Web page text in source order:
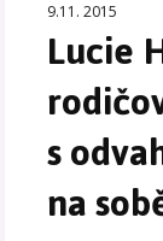
9.11. 2015
Lucie
s
na